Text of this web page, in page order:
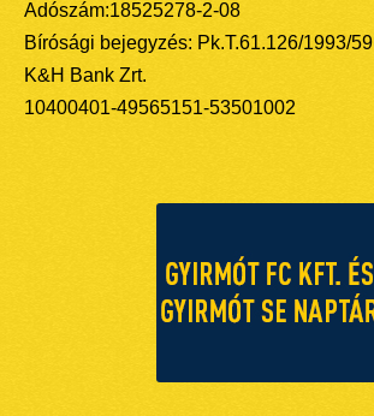
Adószám:18525278-2-08
Bírósági bejegyzés: Pk.T.61.126/1993/59
K&H Bank Zrt.
10400401-49565151-53501002